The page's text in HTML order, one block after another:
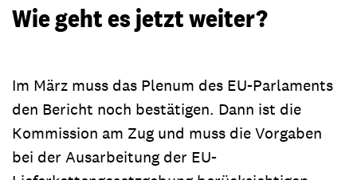
Wie geht es jetzt weiter?
Im März muss das Plenum des EU-Parlaments
den Bericht noch bestätigen. Dann ist die
Kommission am Zug und muss die Vorgaben
bei der Ausarbeitung der EU-